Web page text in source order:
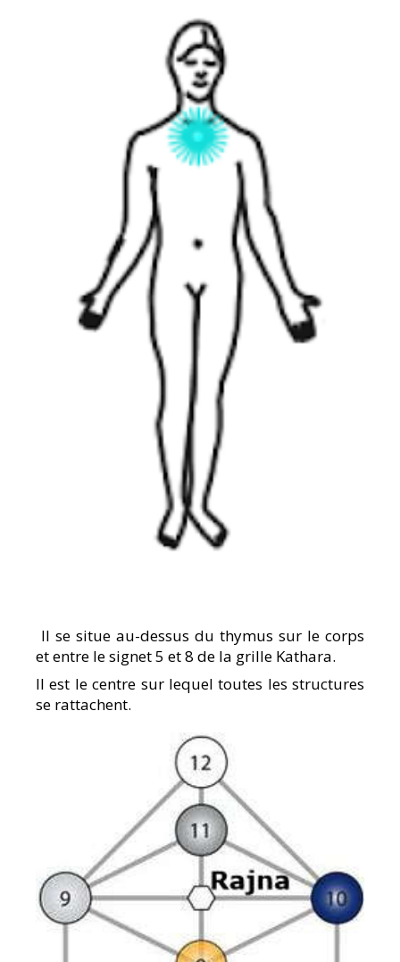
Il se situe au-dessus du thymus sur le corps
et entre le signet 5 et 8 de la grille Kathara.
Il est le centre sur lequel toutes les structures
se rattachent.